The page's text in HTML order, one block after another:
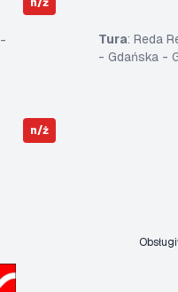
n/ż
Tura: Reda
- Gdańska -